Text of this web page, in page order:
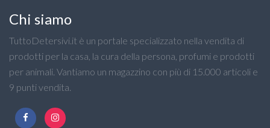
Chi siamo
TuttoDetersivi.it è un portale specializzato nella vendita di
prodotti per la casa, la cura della persona, profumi e prodotti
per animali. Vantiamo un magazzino con più di 15.000 articoli e
9 punti vendita.